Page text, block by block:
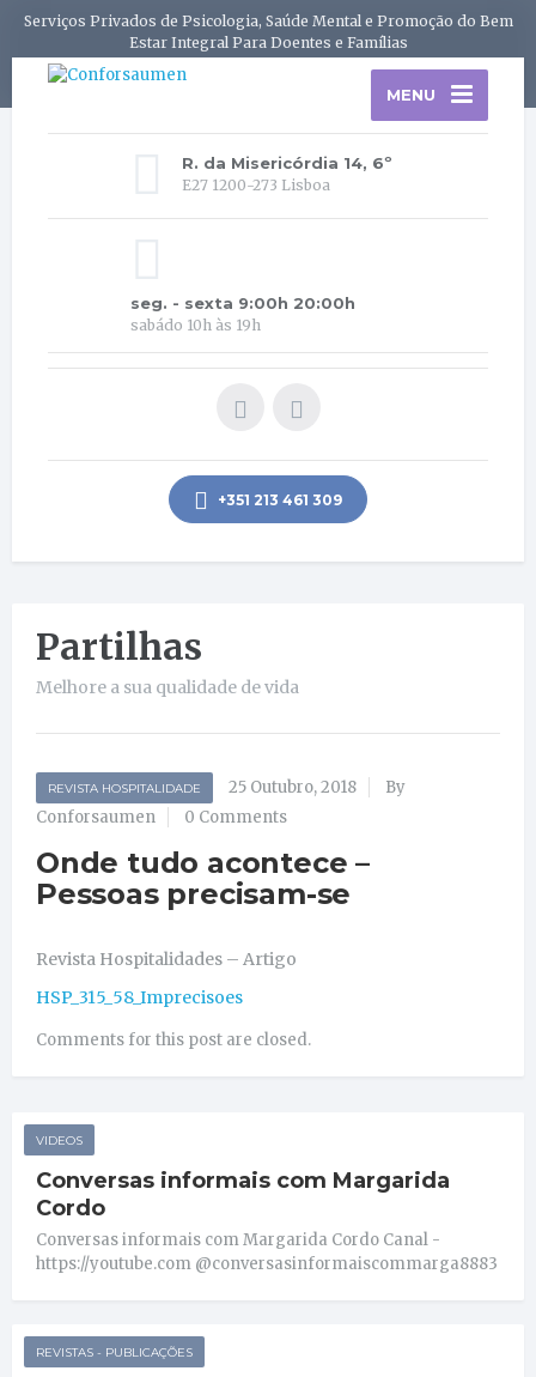
Serviços Privados de Psicologia, Saúde Mental e Promoção do Bem
Estar Integral Para Doentes e Famílias
MENU
R. da Misericórdia 14, 6º
E27 1200-273 Lisboa
seg. - sexta 9:00h 20:00h
sabádo 10h às 19h
+351 213 461 309
Partilhas
Melhore a sua qualidade de vida
REVISTA HOSPITALIDADE 25 Outubro, 2018
By
Conforsaumen
0 Comments
Onde tudo acontece –
Pessoas precisam-se
Revista Hospitalidades – Artigo
HSP_315_58_Imprecisoes
Comments for this post are closed.
VIDEOS
Conversas informais com Margarida
Cordo
Conversas informais com Margarida Cordo Canal -
https://youtube.com @conversasinformaiscommarga8883
REVISTAS - PUBLICAÇÕES